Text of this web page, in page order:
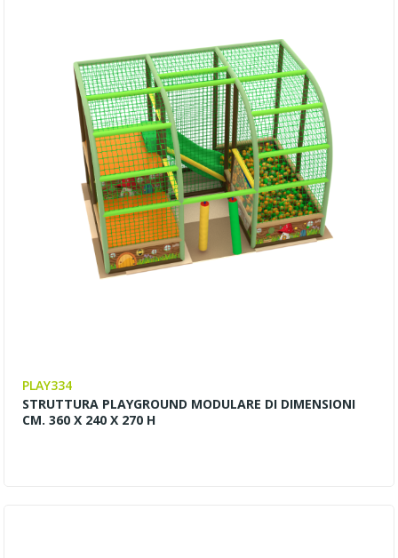
PLAY334
STRUTTURA PLAYGROUND MODULARE DI DIMENSIONI
CM. 360 X 240 X 270 H